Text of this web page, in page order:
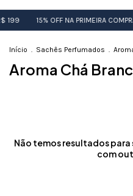
199 15% OFF NA PRIMEIRA
Início . Sachês Perfumados .
Aroma Chá
Não temos resultados
com